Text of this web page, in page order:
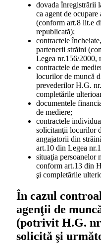
dovada înregistrării
ca agent de
(conform art.8 lit.e
republicată);
contractele
partenerii străini
Legea nr.156/2000,
contractele de
locurilor de muncă
prevederilor H.G.
completările
documentele
de mediere;
contractele
solicitanţii locurilor
angajatorii din
art.10 din Legea
situaţia persoanelor
conform art.13 din
şi completările
În cazul
agenţii de
(potrivit H.G.
solicită şi